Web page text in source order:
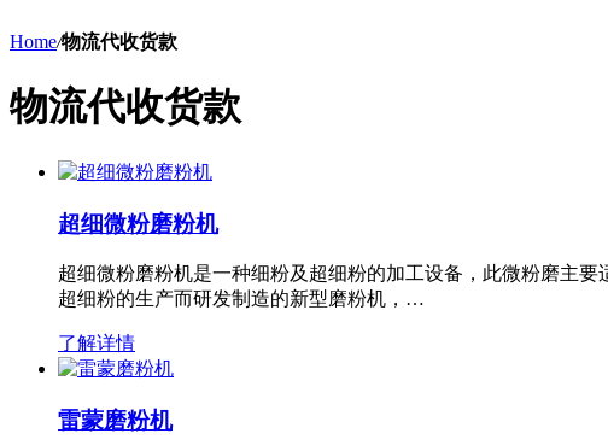
Home/物流代收货款
物流代收货款
超细微粉磨粉机
超细微粉磨粉机是一种细粉及超细粉的加工设备，此微粉磨主
超细粉的生产而研发制造的新型磨粉机，…
了解详情
雷蒙磨粉机